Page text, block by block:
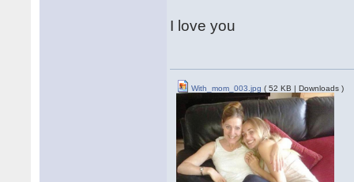
I love you
With_mom_003.jpg ( 52 KB | Downloads )